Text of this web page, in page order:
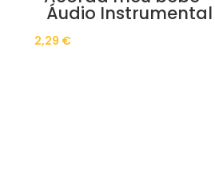
Áudio Instrumental
2,29 €